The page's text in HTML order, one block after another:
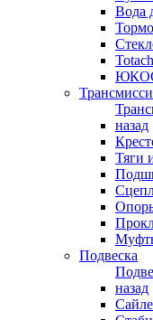
Вода
назад
Тяги
Подвеска
назад